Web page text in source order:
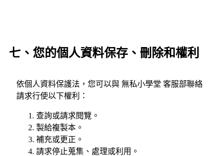
七、您的個人資料保存、刪除和權利
依個人資料保護法，您可以與 無私小學堂 客服部聯絡
請求行使以下權利：
查詢或請求閱覽。
製給複製本。
補充或更正。
請求停止蒐集、處理或利用。